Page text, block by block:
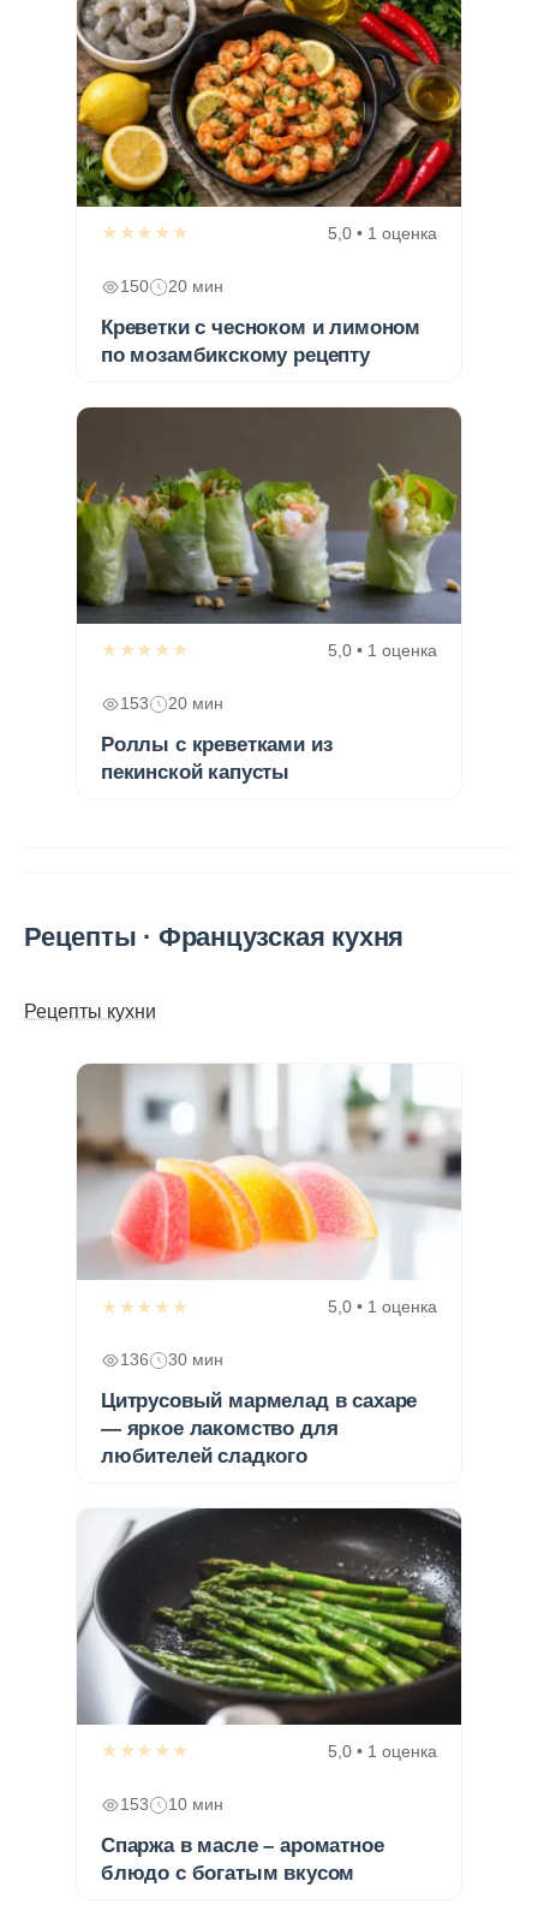
★★★★★ 5,0 • 1 оценка
150 20 мин
Креветки с чесноком и лимоном
по мозамбикскому рецепту
★★★★★ 5,0 • 1 оценка
153 20 мин
Роллы с креветками из
пекинской капусты
Рецепты · Французская кухня
Рецепты кухни
★★★★★ 5,0 • 1 оценка
136 30 мин
Цитрусовый мармелад в сахаре
— яркое лакомство для
любителей сладкого
★★★★★ 5,0 • 1 оценка
153 10 мин
Спаржа в масле – ароматное
блюдо с богатым вкусом